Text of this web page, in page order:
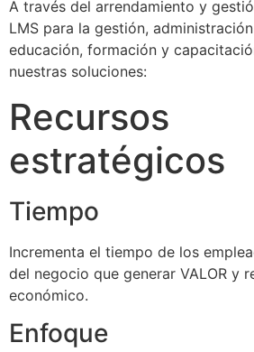
A través del arrendamiento y
LMS para la gestión,
educación, formación y
nuestras soluciones:
Recursos
estratégicos
Tiempo
Incrementa el tiempo de los
del negocio que generar VALOR y
económico.
Enfoque